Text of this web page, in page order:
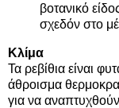
βοτανικό
σχεδόν στο
Κλίμα
Τα ρεβίθια είναι
άθροισμα
για να